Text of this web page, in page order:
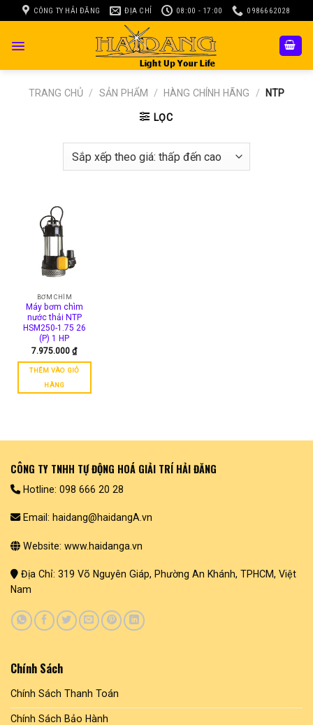
to
CÔNG TY HẢI ĐĂNG ĐỊA CHỈ 08:00 - 17:00 0986662028
TRANG CHỦ / SẢN PHẨM / HÀNG CHÍNH HÃNG / NTP
LỌC
BƠM CHÌM
Máy bơm chìm
nước thải NTP
HSM250-1.75 26
(P) 1 HP
7.975.000₫
THÊM VÀO GIỎ
HÀNG
CÔNG TY TNHH TỰ ĐỘNG HOÁ GIẢI TRÍ HẢI ĐĂNG
Hotline: 098 666 20 28
Email: haidang@haidangA.vn
Website: www.haidanga.vn
Địa Chỉ: 319 Võ Nguyên Giáp, Phường An Khánh, TPHCM, Việt
Nam
Chính Sách
Chính Sách Thanh Toán
Chính Sách Bảo Hành